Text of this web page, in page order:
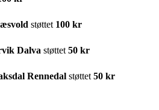
støttet 100 kr
Dalva støttet 50 kr
Rennedal støttet 50 kr